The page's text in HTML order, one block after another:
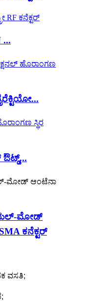
...
ಔಟ್ಡ್...
ಮೋಡ್
ಕನೆಕ್ಟರ್
ವಸತಿ;